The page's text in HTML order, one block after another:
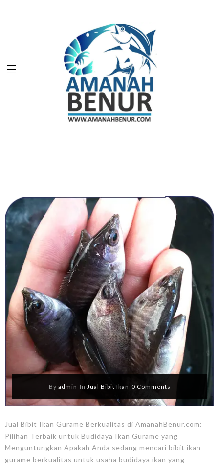
By admin In Jual Bibit Ikan 0 Comments
Jual Bibit Ikan Gurame Berkualitas di AmanahBenur.com:
Pilihan Terbaik untuk Budidaya Ikan Gurame yang
Menguntungkan Apakah Anda sedang mencari bibit ikan
gurame berkualitas untuk usaha budidaya ikan yang